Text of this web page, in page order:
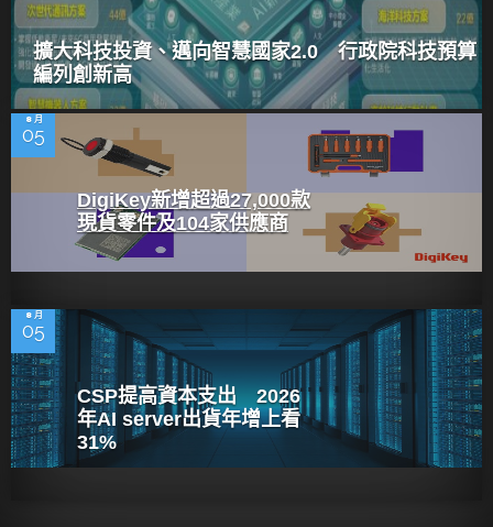
擴大科技投資、邁向智慧國家2.0 行政院科技預算
編列創新高
8 月
05
DigiKey新增超過27,000款
現貨零件及104家供應商
8 月
05
CSP提高資本支出 2026
年AI server出貨年增上看
31%